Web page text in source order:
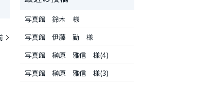
写真館 鈴木 様
写真館 伊藤 勤 様
写真館 榊原 雅信 様(4)
写真館 榊原 雅信 様(3)